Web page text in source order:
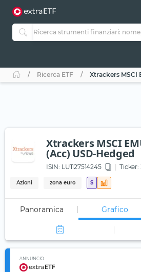
Ricerca ETF Xtrackers MSCI
Xtrackers MSCI
(Acc) USD-Hedged
ISIN: LU1127514245 Ticker:
Azioni zona euro $
Panoramica Grafico
ANNUNCIO